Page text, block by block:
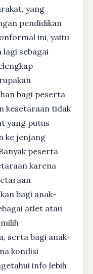
yang
pendidikan
ini, yaitu
lagi sebagai
bagi peserta
kesetaraan tidak
yang putus
ke jenjang
peserta
karena
bagi anak-
atlet atau
serta bagi anak-
kondisi
info lebih